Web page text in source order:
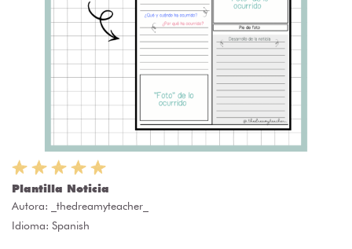
Plantilla Noticia
Autora:
_thedreamyteacher_
Idioma: Spanish